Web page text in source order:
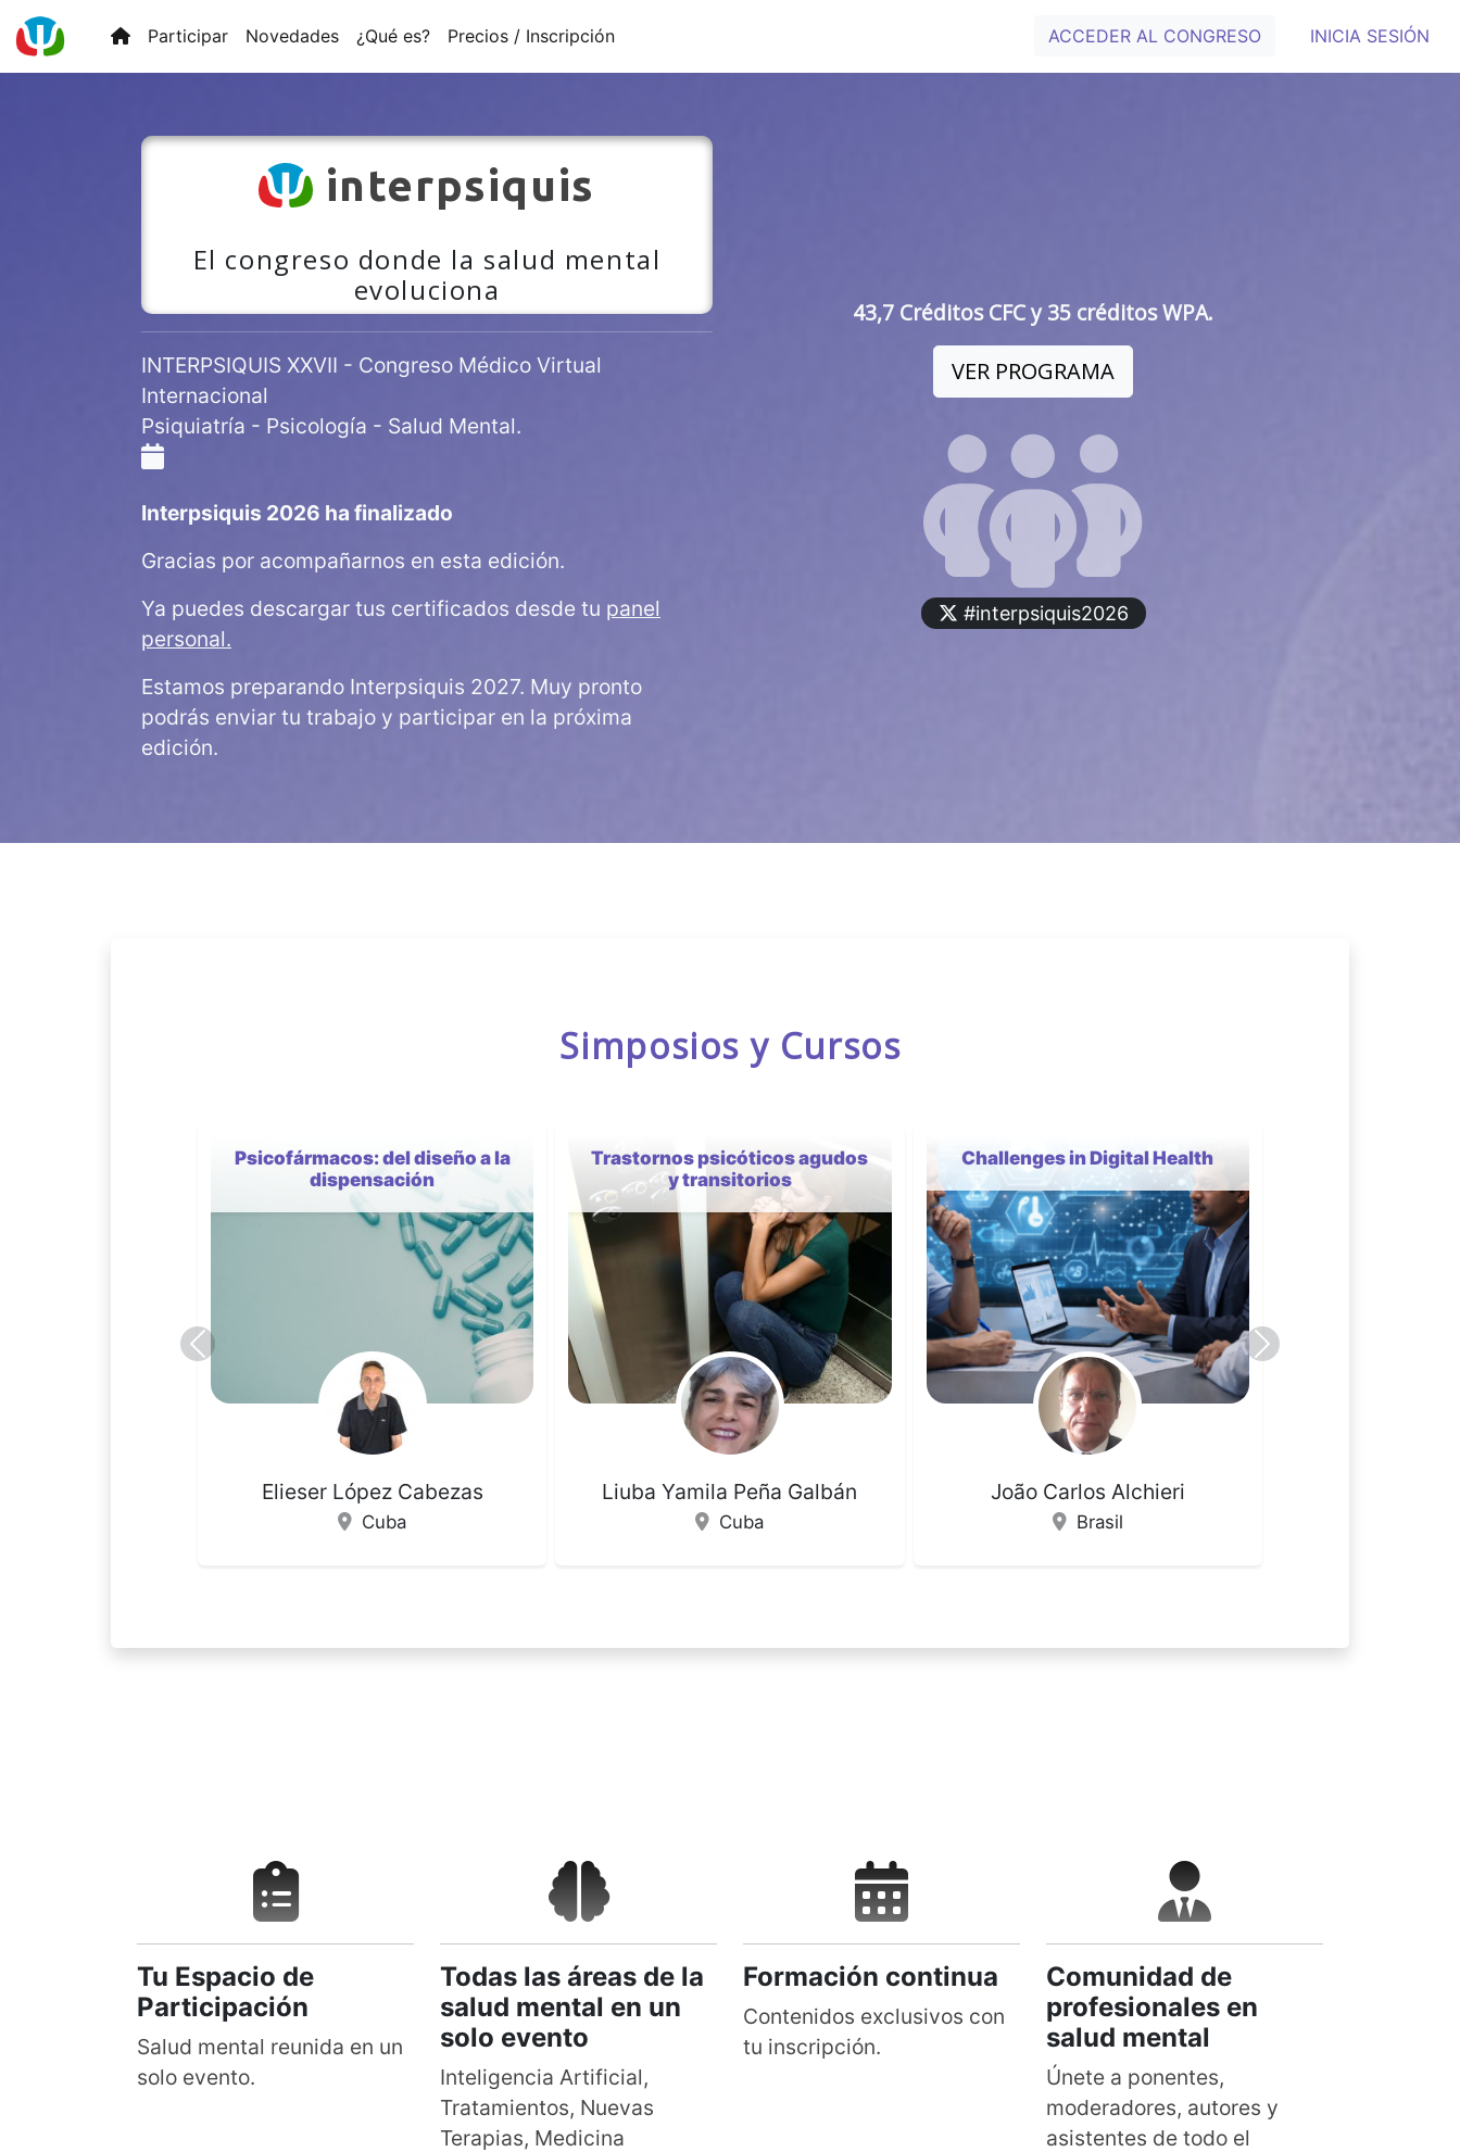
Participar Novedades ¿Qué es? Precios / Inscripción ACCEDER AL CONGRESO INICIA SESIÓN
interpsiquis
El congreso donde la salud mental
evoluciona
INTERPSIQUIS XXVII - Congreso Médico Virtual
Internacional
Psiquiatría - Psicología - Salud Mental.
Interpsiquis 2026 ha finalizado
Gracias por acompañarnos en esta edición.
Ya puedes descargar tus certificados desde tu panel
personal.
Estamos preparando Interpsiquis 2027. Muy pronto
podrás enviar tu trabajo y participar en la próxima
edición.
43,7 Créditos CFC y 35 créditos WPA.
VER PROGRAMA
#interpsiquis2026
Simposios y Cursos
Trastornos psicóticos agudos
y transitorios
Liuba Yamila Peña Galbán
Cuba
Challenges in Digital Health
João Carlos Alchieri
Brasil
TEA Ligero en la
Adolescencia:
Particularidades en el
Diagnóstico, Evaluación y
Comorbilidades
Inês Filipa Valente Carvalho Ferreira
España
Tu Espacio de
Participación
Salud mental reunida en un
solo evento.
Todas las áreas de la
salud mental en un
solo evento
Inteligencia Artificial,
Tratamientos, Nuevas
Terapias, Medicina
Formación continua
Contenidos exclusivos con
tu inscripción.
Comunidad de
profesionales en
salud mental
Únete a ponentes,
moderadores, autores y
asistentes de todo el